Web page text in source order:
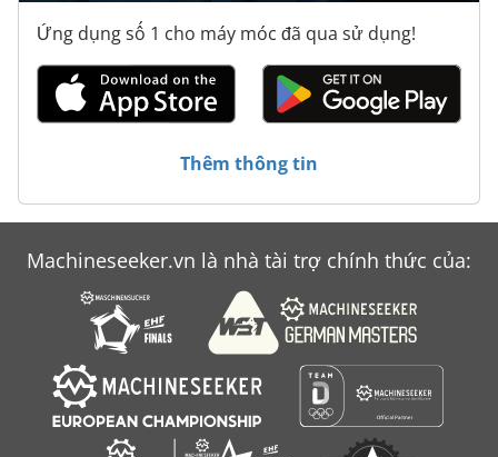
Ứng dụng số 1 cho máy móc đã qua sử dụng!
Thêm thông tin
Machineseeker.vn là nhà tài trợ chính thức của: